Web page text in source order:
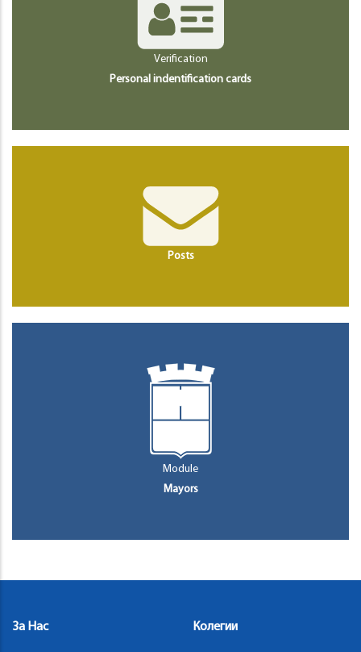
Verification
Personal indentification cards
Posts
Module
Mayors
За Нас Колегии